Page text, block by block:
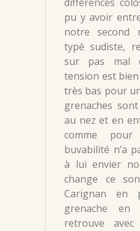
pu y avoir
notre second
typé sudiste,
sur pas mal
tension est bien
très bas pour
grenaches
au nez et en
comme
buvabilité n’a
à lui envier
change ce
Carignan en
grenache
retrouve